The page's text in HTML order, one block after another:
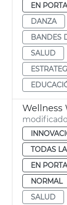
EN
DANZA
BANDES
SALUD
TODAS
EN
NORMAL
SALUD